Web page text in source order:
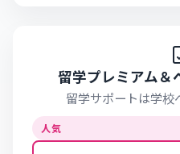
留学プレミアム＆
留学サポートは学
人気